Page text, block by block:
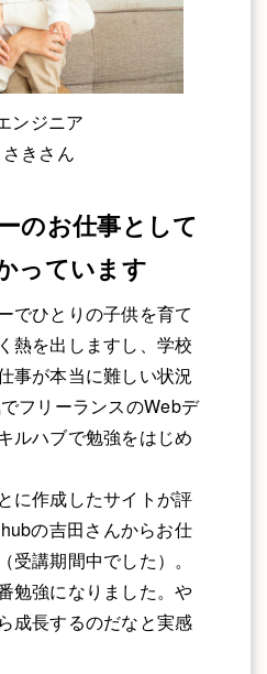
ンジニア
きさん
のお仕事として
っています
でひとりの子供を育て
熱を出しますし、学校
事が本当に難しい状況
フリーランスのWebデ
ルハブで勉強をはじめ
に作成したサイトが評
の吉田さんからお仕
講期間中でした）。
勉強になりました。や
成長するのだなと実感